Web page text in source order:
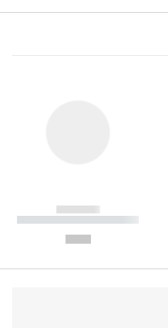
------------
----------- ----------- ----------